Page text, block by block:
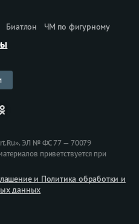
Биатлон ЧМ по фигурному
ЭЛ № ФС 77 — 70079
приветствуется при
и Политика обработки и
данных